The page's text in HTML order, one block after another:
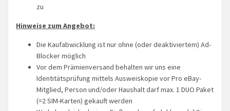
zu
Hinweise zum Angebot:
Die Kaufabwicklung ist nur ohne (oder deaktiviertem) Ad-
Blocker möglich
Vor dem Prämienversand behalten wir uns eine
Identitätsprüfung mittels Ausweiskopie vor Pro eBay-
Mitglied, Person und/oder Haushalt darf max. 1 DUO Paket
(=2 SIM-Karten) gekauft werden